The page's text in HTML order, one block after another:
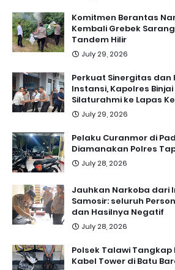
Komitmen Berantas
Kembali Grebek
Tandem Hilir
July 29, 2026
Perkuat Sinergitas
Instansi, Kapolres
Silaturahmi ke Lapas
July 29, 2026
Pelaku Curanmor di
Diamanakan Polres
July 28, 2026
Jauhkan Narkoba dari
Samosir: seluruh
dan Hasilnya Negatif
July 28, 2026
Polsek Talawi Tangkap
Kabel Tower di Batu